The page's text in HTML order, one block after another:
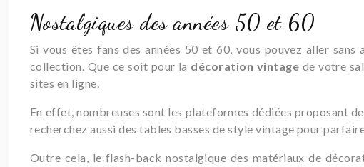
Nostalgiques des années 50 et 60
Si vous êtes fans des années 50 et 60, vous pouvez aller
collection. Que ce soit pour la décoration vintage de votre
sites en ligne.
En effet, nombreuses sont les plateformes dédiées proposant
recherchez aussi des tables basses de style vintage pour
Outre cela, le flash-back nostalgique des matériaux de